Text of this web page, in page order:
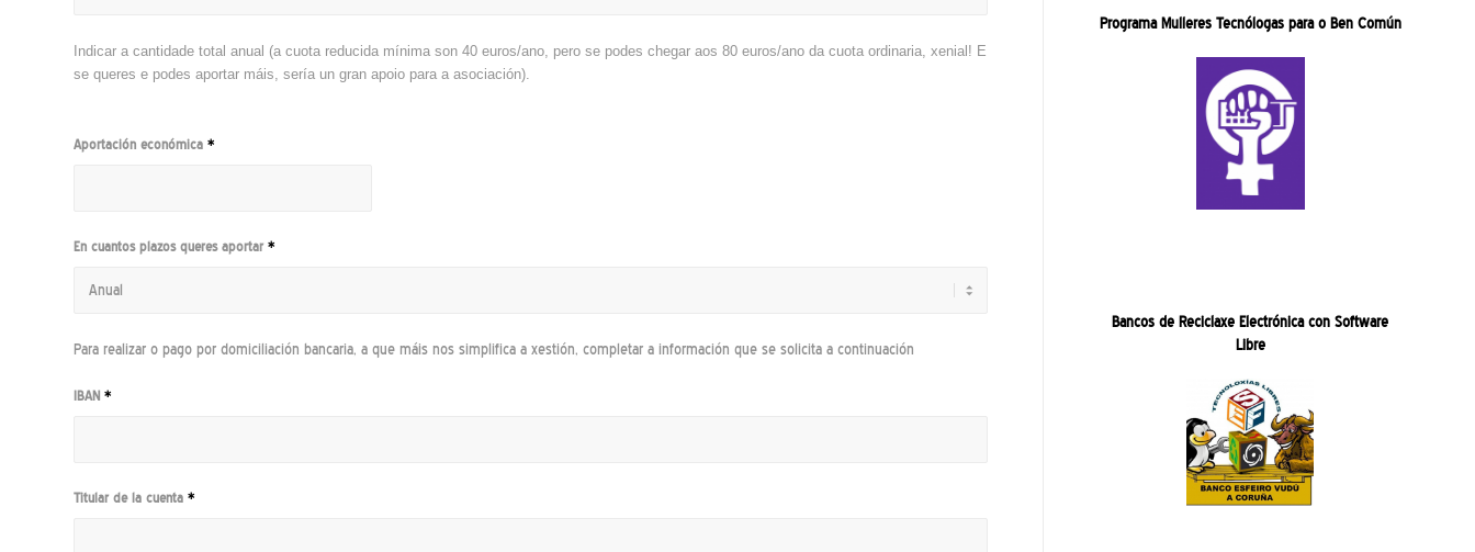
Indicar a cantidade total anual (a cuota reducida mínima son 40 euros/ano, pero se podes chegar aos 80 euros/ano da cuota ordinaria, xenial! E
se queres e podes aportar máis, sería un gran apoio para a asociación).
Aportación económica *
En cuantos plazos queres aportar *
Para realizar o pago por domiciliación bancaria, a que máis nos simplifica a xestión, completar a información que se solicita a continuación
IBAN *
Titular de la cuenta *
Programa Mulleres Tecnólogas para o Ben Común
Bancos de Reciclaxe Electrónica con Software
Libre